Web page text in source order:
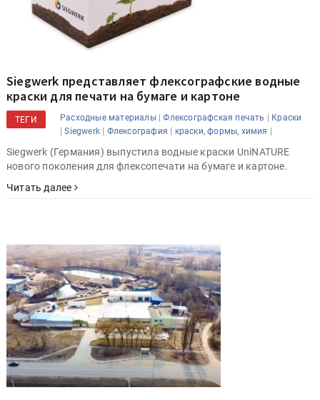
Siegwerk представляет флексографские водные
краски для печати на бумаге и картоне
ТЕГИ Расходные материалы|Флексографская печать | Краски
|Siegwerk | Флексография | краски, формы, химия |
Siegwerk (Германия) выпустила водные краски UniNATURE
нового поколения для флексопечати на бумаге и картоне.
Читать далее